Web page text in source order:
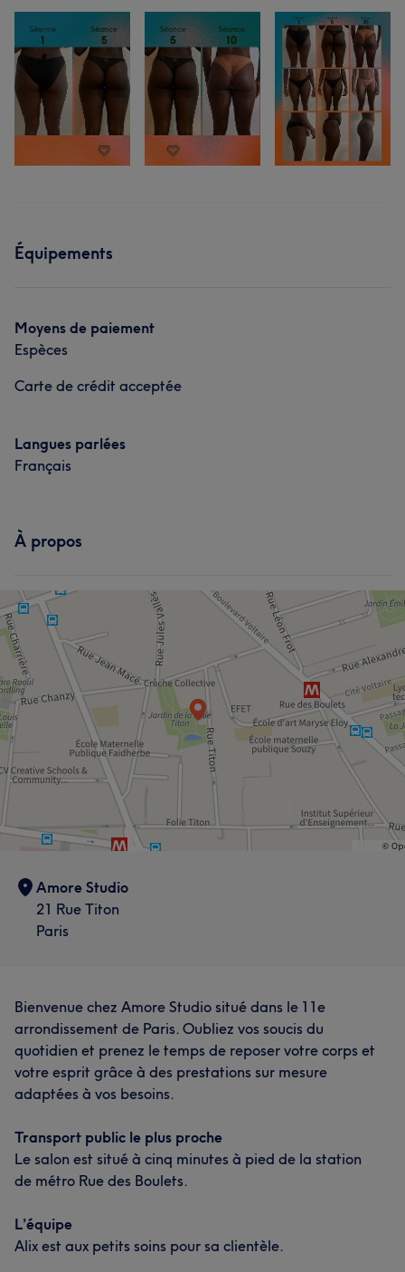
Équipements
Moyens de paiement
Espèces
Carte de crédit acceptée
Langues parlées
Français
À propos
Amore Studio
21 Rue Titon
Paris
Bienvenue chez Amore Studio situé dans le 11e
arrondissement de Paris. Oubliez vos soucis du
quotidien et prenez le temps de reposer votre corps et
votre esprit grâce à des prestations sur mesure
adaptées à vos besoins.
Transport public le plus proche
Le salon est situé à cinq minutes à pied de la station
de métro Rue des Boulets.
L’équipe
Alix est aux petits soins pour sa clientèle.